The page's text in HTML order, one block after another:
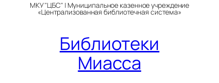
МКУ "ЦБС" | Муниципальное казенное учреждение
«Централизованная библиотечная система»
Библиотеки
Миасса